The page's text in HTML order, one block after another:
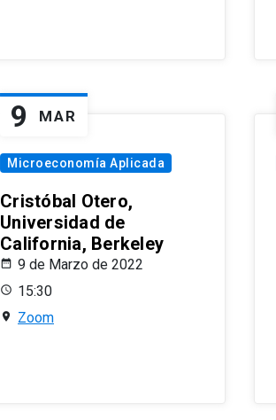
9 MAR
Microeconomía Aplicada
Cristóbal Otero,
Universidad de
California, Berkeley
9 de Marzo de 2022
15:30
Zoom